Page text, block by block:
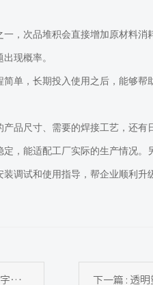
，次品堆积会直接增加原材料
现概率。
单，长期投入使用之后，能够
品尺寸、需要的焊接工艺，还
，能适配工厂实际的生产情况
调试和使用指导，帮企业顺利升
上一篇 : 不锈钢字激光焊接机：手持式焊接广告字更省心，无需专业焊工 下一篇 : 透